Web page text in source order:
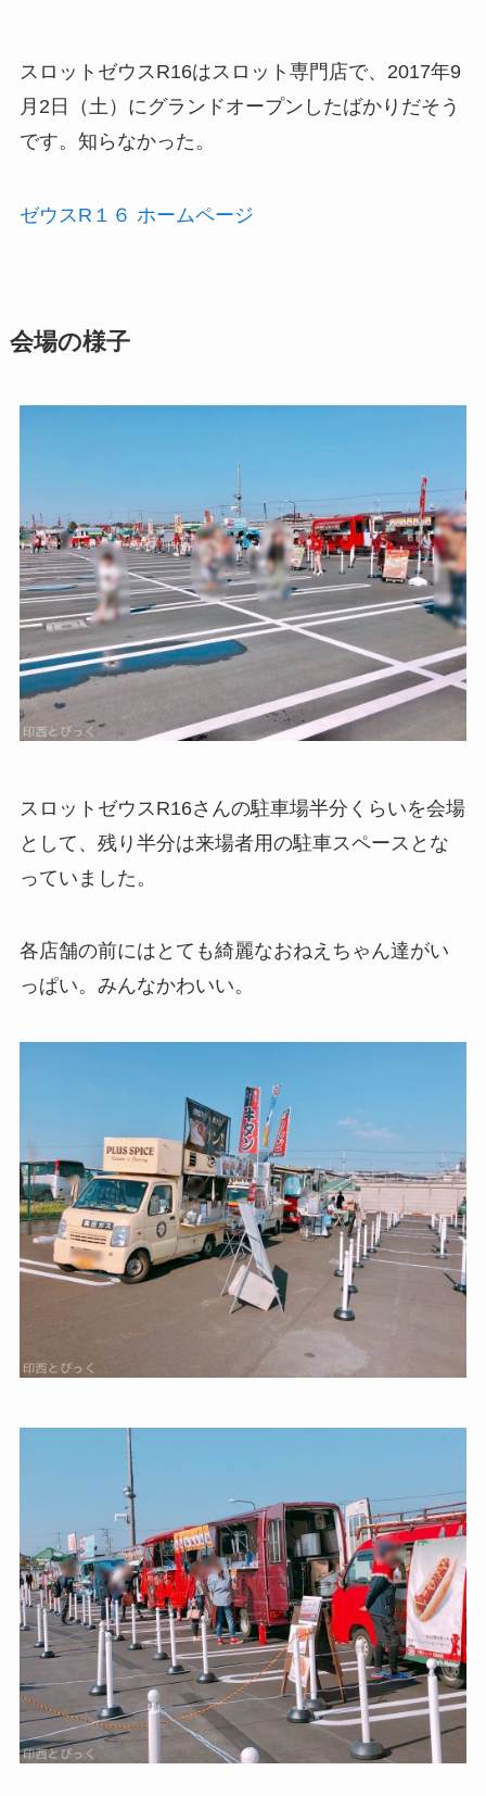
スロットゼウスR16はスロット専門店で、2017年9
月2日（土）にグランドオープンしたばかりだそう
です。知らなかった。
ゼウスR１６ ホームページ
会場の様子
スロットゼウスR16さんの駐車場半分くらいを会場
として、残り半分は来場者用の駐車スペースとな
っていました。
各店舗の前にはとても綺麗なおねえちゃん達がい
っぱい。みんなかわいい。